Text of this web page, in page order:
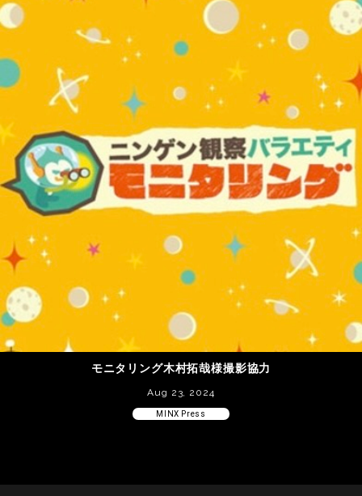
モニタリング木村拓哉様撮影協力
Aug 23, 2024
MINX Press